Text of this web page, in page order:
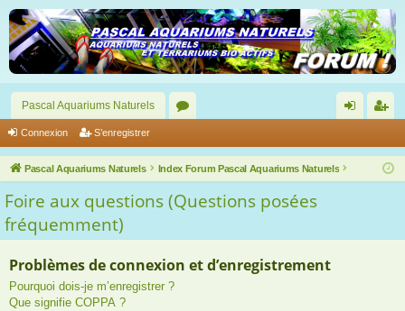
Pascal Aquariums Naturels
u ne nr
re
Connexion S’enregistrer
Pascal Aquariums Naturels Index Forum Pascal Aquariums Naturels
Foire aux questions (Questions posées
fréquemment)
Problèmes de connexion et d’enregistrement
Pourquoi dois-je m’enregistrer ?
Que signifie COPPA ?